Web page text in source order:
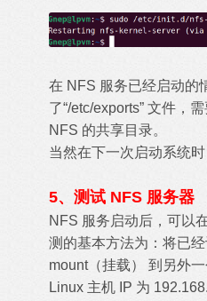
在 NFS 服务已经启动的
了“/etc/exports” 文件，
NFS 的共享目录。
当然在下一次启动系统
5、测试 NFS 服务器
NFS 服务启动后，可以
测的基本方法为：将已
mount（挂载） 到另外
Linux 主机 IP 为